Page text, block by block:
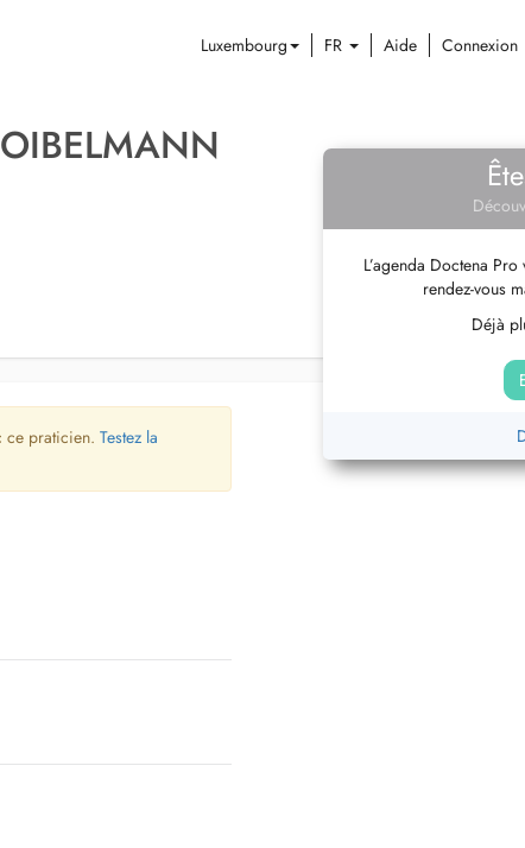
Luxembourg FR Aide Connexion
L’agenda Doctena
rendez-vous
Déjà
ce praticien. Testez la